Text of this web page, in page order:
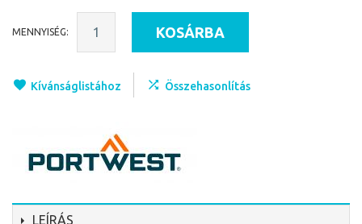
MENNYISÉG: KOSÁRBA
Kívánságlistához Összehasonlítás
LEÍRÁS